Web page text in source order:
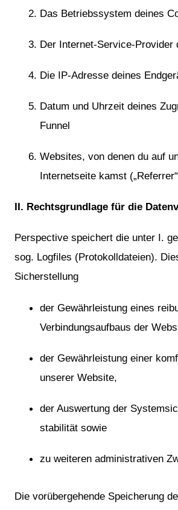
Das Betriebssystem deines
Der Internet-Service-Provider
Die IP-Adresse deines
Datum und Uhrzeit deines
Funnel
Websites, von denen du auf
Internetseite kamst
II. Rechtsgrundlage für die
Perspective speichert die unter I.
sog. Logfiles (Protokolldateien).
Sicherstellung
der Gewährleistung eines
Verbindungsaufbaus der
der Gewährleistung einer
unserer Website,
der Auswertung der
stabilität sowie
zu weiteren administrativen
Die vorübergehende Speicherung